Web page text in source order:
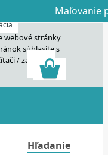
webové stránky
súhlasíte s
/ zariadení.
Hľadanie
Dnes
Dnes veľký
Maľovanie